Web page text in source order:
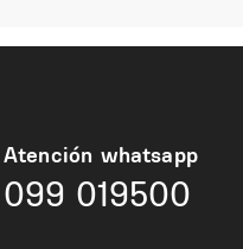
Atención whatsapp
099 019500